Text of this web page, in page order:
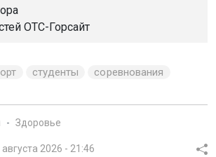
ОТС-Горсайт
студенты
соревнования
Здоровье
августа 2026 - 21:46